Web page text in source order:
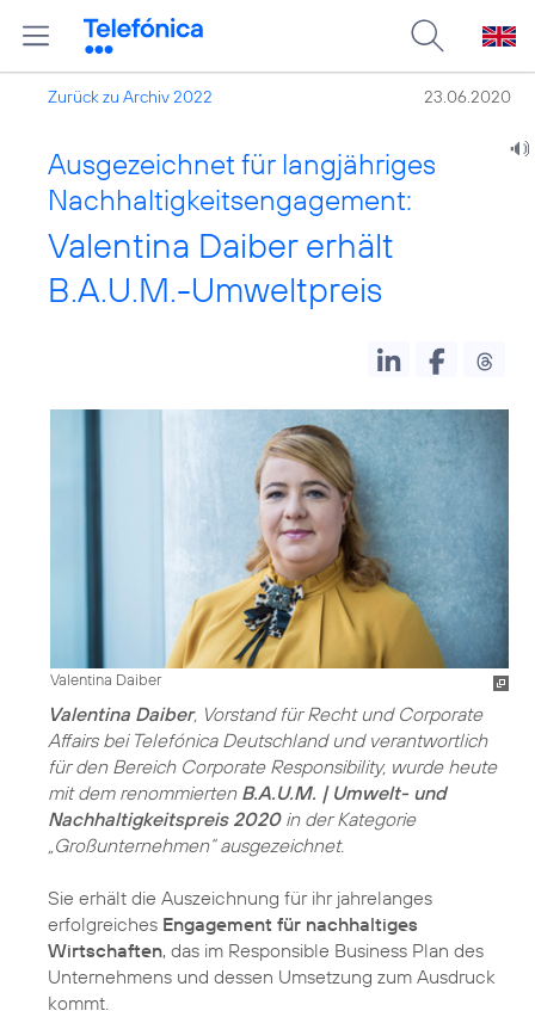
Zurück zu Archiv 2022 23.06.2020
Ausgezeichnet für langjähriges
Nachhaltigkeitsengagement:
Valentina Daiber erhält
B.A.U.M.-Umweltpreis
Valentina Daiber
Valentina Daiber, Vorstand für Recht und Corporate
Affairs bei Telefónica Deutschland und verantwortlich
für den Bereich Corporate Responsibility, wurde heute
mit dem renommierten B.A.U.M. | Umwelt- und
Nachhaltigkeitspreis 2020in der Kategorie
„Großunternehmen“ ausgezeichnet.
Sie erhält die Auszeichnung für ihr jahrelanges
erfolgreiches Engagement für nachhaltiges
Wirtschaften, das im Responsible Business Plan des
Unternehmens und dessen Umsetzung zum Ausdruck
kommt.